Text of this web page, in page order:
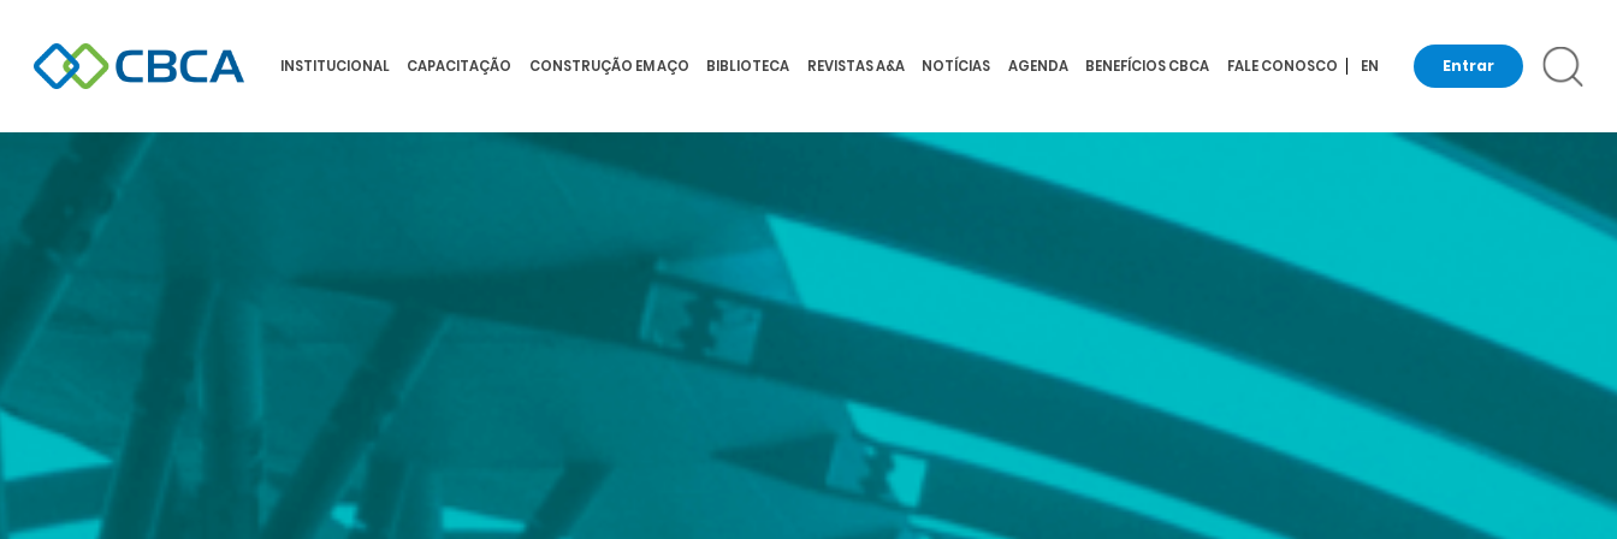
INSTITUCIONAL CAPACITAÇÃO CONSTRUÇÃO EM AÇO BIBLIOTECA REVISTAS A&A NOTÍCIAS AGENDA BENEFÍCIOS CBCA FALE CONOSCO EN Entrar